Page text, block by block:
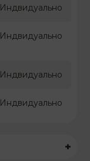
Индвидуально
Индвидуально
Индвидуально
Индвидуально
+